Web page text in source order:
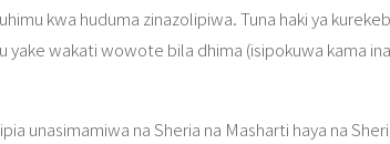
kwa huduma zinazolipiwa. Tuna haki ya
yake wakati wowote bila dhima (isipokuwa kama
unasimamiwa na Sheria na Masharti haya na